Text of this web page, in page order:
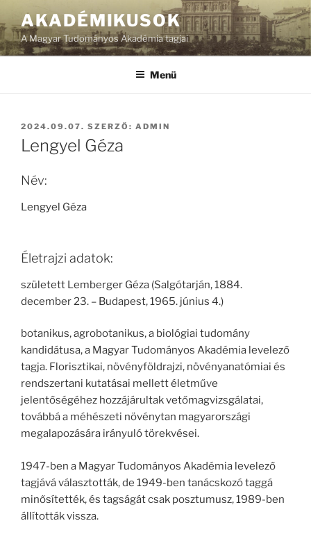
AKADÉMIKUSOK
A Magyar Tudományos Akadémia tagjai
Menü
BEKÜLDVE:
2024.09.07. SZERZŐ: ADMIN
Lengyel Géza
Név:
Lengyel Géza
Életrajzi adatok:
született Lemberger Géza (Salgótarján, 1884.
december 23. – Budapest, 1965. június 4.)
botanikus, agrobotanikus, a biológiai tudomány
kandidátusa, a Magyar Tudományos Akadémia levelező
tagja. Florisztikai, növényföldrajzi, növényanatómiai és
rendszertani kutatásai mellett életműve
jelentőségéhez hozzájárultak vetőmagvizsgálatai,
továbbá a méhészeti növénytan magyarországi
megalapozására irányuló törekvései.
1947-ben a Magyar Tudományos Akadémia levelező
tagjává választották, de 1949-ben tanácskozó taggá
minősítették, és tagságát csak posztumusz, 1989-ben
állították vissza.